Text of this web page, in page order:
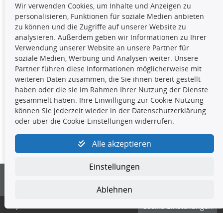
Die hier angezeigten Daten,
insbesondere die gesamte Datenbank,
dürfen nicht kopiert werden. Es ist zu
unterlassen, die Daten oder die gesamte Datenbank ohne
vorherige Zustimmung TecDocs zu vervielfältigen, zu
verbreiten und/oder diese Handlungen durch Dritte ausführen
zu lassen. Ein Zuwiderhandeln stellt eine
Urheberrechtsverletzung dar und wird verfolgt.
Kontakt
4yourcar GmbH | Avidesweg 1 | 27386 Hemsbünde |
kundenservice@4yourcar.de
Cookie-Einstellungen
Wir verwenden Cookies, um Inhalte und Anzeigen zu
personalisieren, Funktionen für soziale Medien anbieten
zu können und die Zugriffe auf unserer Website zu
analysieren. Außerdem geben wir Informationen zu Ihrer
Verwendung unserer Website an unsere Partner für
soziale Medien, Werbung und Analysen weiter. Unsere
Partner führen diese Informationen möglicherweise mit
weiteren Daten zusammen, die Sie ihnen bereit gestellt
haben oder die sie im Rahmen Ihrer Nutzung der Dienste
gesammelt haben. Ihre Einwilligung zur Cookie-Nutzung
können Sie jederzeit wieder in der Datenschutzerklärung
oder über die Cookie-Einstellungen widerrufen.
Alle akzeptieren
Einstellungen
Ablehnen